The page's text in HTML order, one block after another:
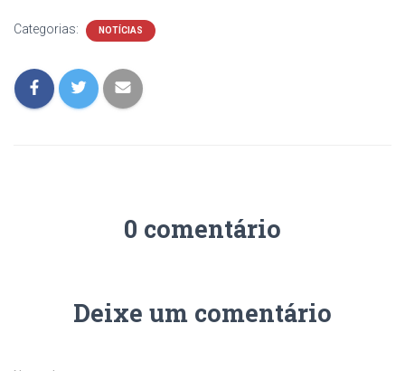
Categorias: NOTÍCIAS
0 comentário
Deixe um comentário